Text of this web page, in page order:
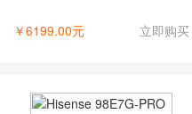
￥6199.00元 立即购买